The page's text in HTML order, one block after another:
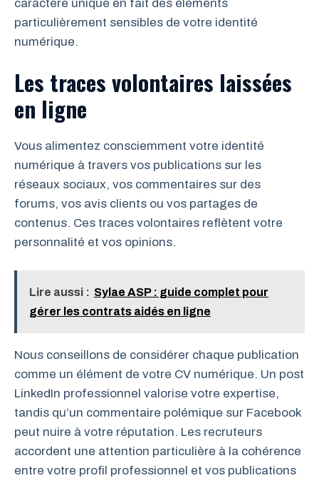
caractère unique en fait des éléments
particulièrement sensibles de votre identité
numérique.
Les traces volontaires laissées
en ligne
Vous alimentez consciemment votre identité
numérique à travers vos publications sur les
réseaux sociaux, vos commentaires sur des
forums, vos avis clients ou vos partages de
contenus. Ces traces volontaires reflètent votre
personnalité et vos opinions.
Lire aussi : Sylae ASP : guide complet pour
gérer les contrats aidés en ligne
Nous conseillons de considérer chaque publication
comme un élément de votre CV numérique. Un post
LinkedIn professionnel valorise votre expertise,
tandis qu’un commentaire polémique sur Facebook
peut nuire à votre réputation. Les recruteurs
accordent une attention particulière à la cohérence
entre votre profil professionnel et vos publications